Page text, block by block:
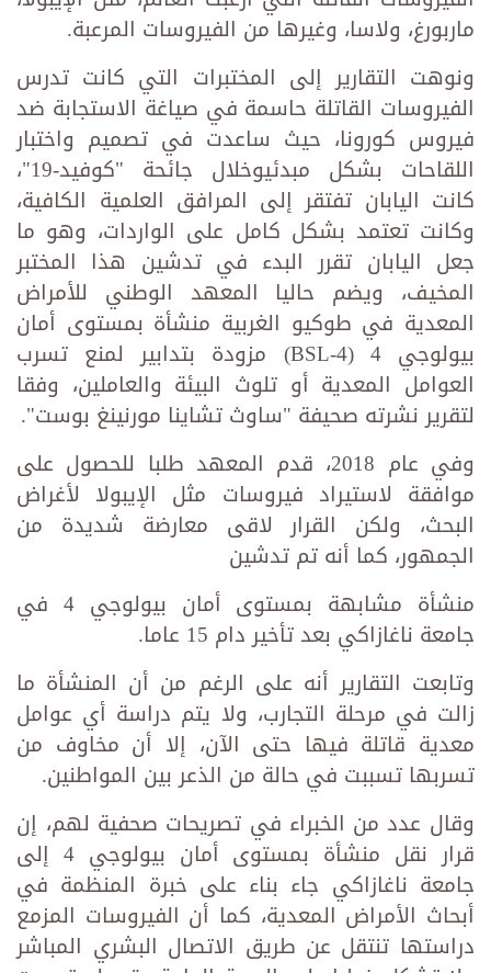
ماربورغ، ولاسا، وغيرها من الفيروسات المرعبة.
ونوهت التقارير إلى المختبرات التي كانت تدرس
الفيروسات القاتلة حاسمة في صياغة الاستجابة ضد
فيروس كورونا، حيث ساعدت في تصميم واختبار
اللقاحات بشكل مبدئيوخلال جائحة "كوفيد-19"،
كانت اليابان تفتقر إلى المرافق العلمية الكافية،
وكانت تعتمد بشكل كامل على الواردات، وهو ما
جعل اليابان تقرر البدء في تدشين هذا المختبر
المخيف، ويضم حاليا المعهد الوطني للأمراض
المعدية في طوكيو الغربية منشأة بمستوى أمان
بيولوجي 4 (BSL-4) مزودة بتدابير لمنع تسرب
العوامل المعدية أو تلوث البيئة والعاملين، وفقا
لتقرير نشرته صحيفة "ساوث تشاينا مورنينغ بوست".
وفي عام 2018، قدم المعهد طلبا للحصول على
موافقة لاستيراد فيروسات مثل الإيبولا لأغراض
البحث، ولكن القرار لاقى معارضة شديدة من
الجمهور، كما أنه تم تدشين
منشأة مشابهة بمستوى أمان بيولوجي 4 في
جامعة ناغازاكي بعد تأخير دام 15 عاما.
وتابعت التقارير أنه على الرغم من أن المنشأة ما
زالت في مرحلة التجارب، ولا يتم دراسة أي عوامل
معدية قاتلة فيها حتى الآن، إلا أن مخاوف من
تسربها تسببت في حالة من الذعر بين المواطنين.
وقال عدد من الخبراء في تصريحات صحفية لهم، إن
قرار نقل منشأة بمستوى أمان بيولوجي 4 إلى
جامعة ناغازاكي جاء بناء على خبرة المنظمة في
أبحاث الأمراض المعدية، كما أن الفيروسات المزمع
دراستها تنتقل عن طريق الاتصال البشري المباشر